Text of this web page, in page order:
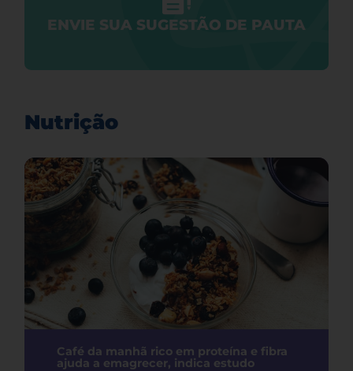
ENVIE SUA SUGESTÃO DE PAUTA
Nutrição
Café da manhã rico em proteína e fibra
ajuda a emagrecer, indica estudo